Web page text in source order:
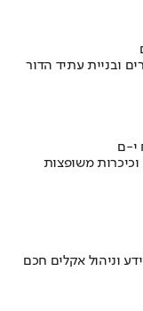
ובניית עתיד הדור
י-ם
משופצות
וניהול אקלים חכם